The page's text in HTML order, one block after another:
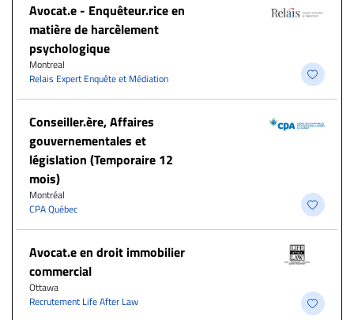
Avocat.e - Enquêteur.rice en
matière de harcèlement
psychologique
Montreal
Relais Expert Enquête et Médiation
Conseiller.ère, Affaires
gouvernementales et
législation (Temporaire 12
mois)
Montréal
CPA Québec
Avocat.e en droit immobilier
commercial
Ottawa
Recrutement Life After Law